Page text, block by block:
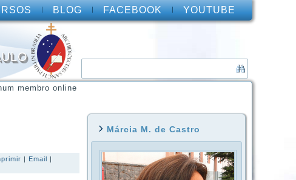
BLOG FACEBOOK YOUTUBE
membro online
| Email |
Márcia M. de Castro